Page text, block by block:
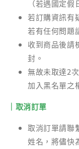
（若遇國定
若訂購資訊有
若有任何問題
收到商品後請
封。
無故未取達2
加入黑名單之
｜取消訂單
取消訂單請聯
姓名，將儘快